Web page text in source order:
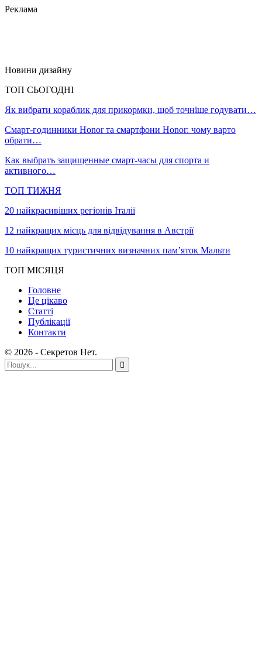
Реклама
Новини дизайну
ТОП СЬОГОДНІ
Як вибрати кораблик для прикормки, щоб точніше годувати…
Смарт-годинники Honor та смартфони Honor: чому варто
обрати…
Как выбрать защищенные смарт-часы для спорта и
активного…
ТОП ТИЖНЯ
20 найкрасивіших регіонів Італії
12 найкращих місць для відвідування в Австрії
10 найкращих туристичних визначних пам’яток Мальти
ТОП МІСЯЦЯ
Головне
Це цікаво
Статті
Публікації
Контакти
© 2026 - Секретов Нет.